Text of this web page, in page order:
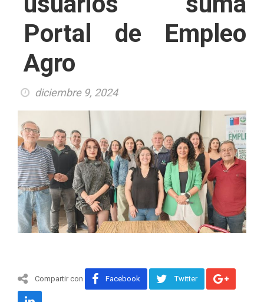
Portal de Empleo
Agro
diciembre 9, 2024
Compartir con Facebook Twitter